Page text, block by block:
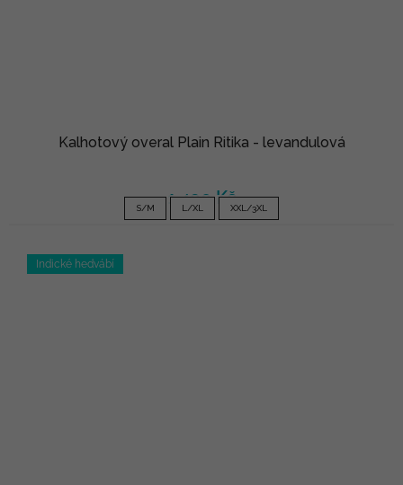
Kalhotový overal Plain Ritika - levandulová
1 490 Kč
S/M L/XL XXL/3XL
Indické hedvábí